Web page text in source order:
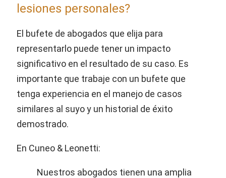
lesiones personales?
El bufete de abogados que elija para
representarlo puede tener un impacto
significativo en el resultado de su caso. Es
importante que trabaje con un bufete que
tenga experiencia en el manejo de casos
similares al suyo y un historial de éxito
demostrado.
En Cuneo & Leonetti:
Nuestros abogados tienen una amplia